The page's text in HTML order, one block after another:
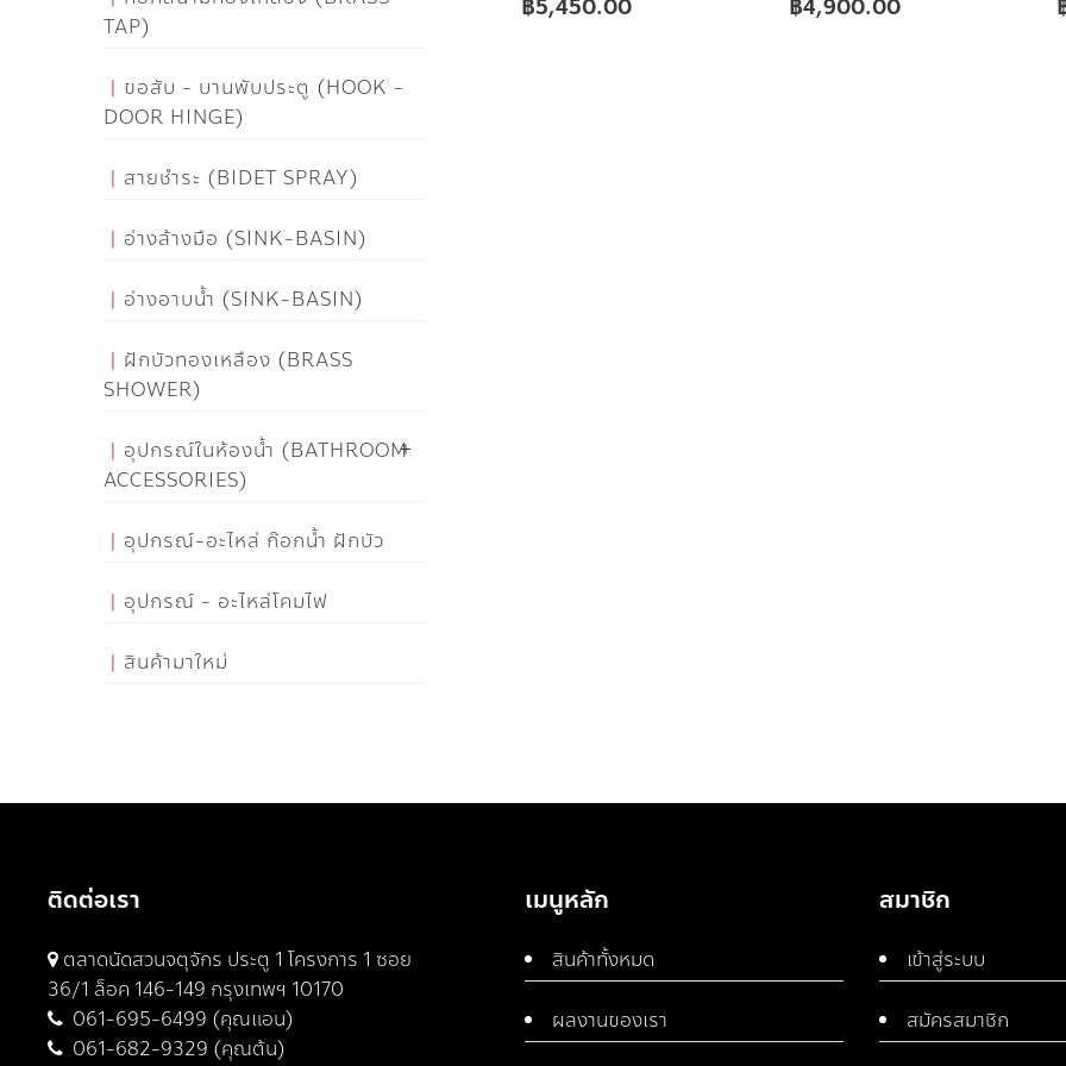
TAP)
ขอสับ - บานพับประตู (HOOK -
DOOR HINGE)
สายชำระ (BIDET SPRAY)
อ่างล้างมือ (SINK-BASIN)
อ่างอาบน้ำ (SINK-BASIN)
ฝักบัวทองเหลือง (BRASS
SHOWER)
อุปกรณ์ในห้องน้ำ (BATHROOM
ACCESSORIES)
อุปกรณ์-อะไหล่ ก๊อกน้ำ ฝักบัว
อุปกรณ์ - อะไหล่โคมไฟ
สินค้ามาใหม่
ติดต่อเรา
ตลาดนัดสวนจตุจักร ประตู 1 โครงการ 1 ซอย
36/1 ล็อค 146-149 กรุงเทพฯ 10170
061-695-6499 (คุณแอน)
061-682-9329 (คุณต้น)
เมนูหลัก
สินค้าทั้งหมด
ผลงานของเรา
สมาชิก
เข้าสู่ระบบ
สมัครสมาชิก